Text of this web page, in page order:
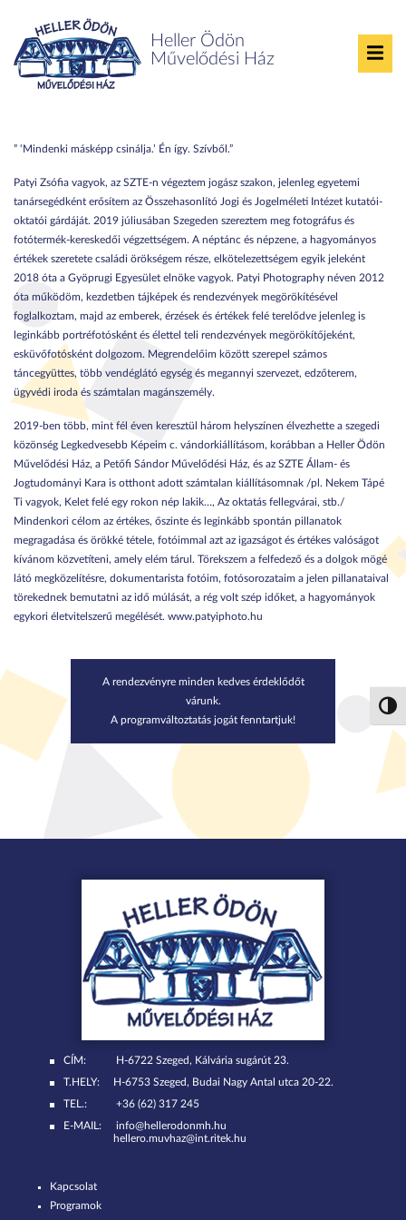
Heller Ödön
Művelődési Ház
Kerítéskiállítás
” ‘Mindenki másképp csinálja.’ Én így. Szívből.”
Patyi Zsófia vagyok, az SZTE-n végeztem jogász szakon, jelenleg egyetemi
tanársegédként erősítem az Összehasonlító Jogi és Jogelméleti Intézet kutatói-
oktatói gárdáját. 2019 júliusában Szegeden szereztem meg fotográfus és
fotótermék-kereskedői végzettségem. A néptánc és népzene, a hagyományos
értékek szeretete családi örökségem része, elkötelezettségem egyik jeleként
2018 óta a Gyöprugi Egyesület elnöke vagyok. Patyi Photography néven 2012
óta működöm, kezdetben tájképek és rendezvények megörökítésével
foglalkoztam, majd az emberek, érzések és értékek felé terelődve jelenleg is
leginkább portréfotósként és élettel teli rendezvények megörökítőjeként,
esküvőfotósként dolgozom. Megrendelőim között szerepel számos
táncegyüttes, több vendéglátó egység és megannyi szervezet, edzőterem,
ügyvédi iroda és számtalan magánszemély.
2019-ben több, mint fél éven keresztül három helyszínen élvezhette a szegedi
közönség Legkedvesebb Képeim c. vándorkiállításom, korábban a Heller Ödön
Művelődési Ház, a Petőfi Sándor Művelődési Ház, és az SZTE Állam- és
Jogtudományi Kara is otthont adott számtalan kiállításomnak /pl. Nekem Tápé
Ti vagyok, Kelet felé egy rokon nép lakik…, Az oktatás fellegvárai, stb./
Mindenkori célom az értékes, őszinte és leginkább spontán pillanatok
megragadása és örökké tétele, fotóimmal azt az igazságot és értékes valóságot
kívánom közvetíteni, amely elém tárul. Törekszem a felfedező és a dolgok mögé
látó megközelítésre, dokumentarista fotóim, fotósorozataim a jelen pillanataival
törekednek bemutatni az idő múlását, a rég volt szép időket, a hagyományok
egykori életvitelszerű megélését. www.patyiphoto.hu
A rendezvényre minden kedves érdeklődőt
várunk.
A programváltoztatás jogát fenntartjuk!
CÍM:
H-6722 Szeged, Kálvária sugárút 23.
T.HELY:
H-6753 Szeged, Budai Nagy Antal utca 20-22.
TEL.:
+36 (62) 317 245
E-MAIL:
info@hellerodonmh.hu
hellero.muvhaz@int.ritek.hu
Kapcsolat
Programok